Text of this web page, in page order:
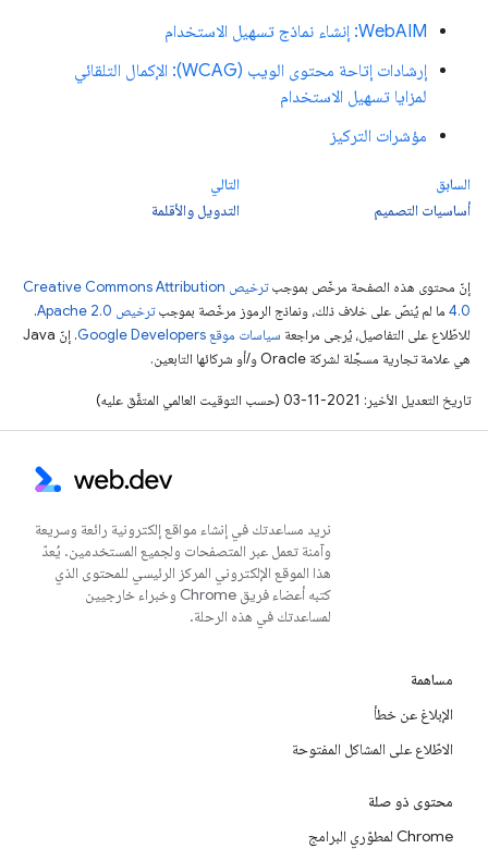
WebAIM: إنشاء نماذج تسهيل الاستخدام
إرشادات إتاحة محتوى الويب (WCAG): الإكمال التلقائي
لمزايا تسهيل الاستخدام
مؤشرات التركيز
السابق
أساسيات التصميم
التالي
التدويل والأقلمة
إنّ محتوى هذه الصفحة مرخّص بموجب
ترخيص Creative Commons Attribution
4.0‏ ما لم يُنصّ على خلاف ذلك، ونماذج الرموز مرخّصة بموجبترخيص Apache 2.0‏
.
للاطّلاع على التفاصيل، يُرجى مراجعة سياسات موقع Google Developers‏
. إنّ Java
هي علامة تجارية مسجَّلة لشركة Oracle و/أو شركائها التابعين.
تاريخ التعديل الأخير: 2021-11-03 (حسب التوقيت العالمي المتفَّق عليه)
نريد مساعدتك في إنشاء مواقع إلكترونية رائعة وسريعة
وآمنة تعمل عبر المتصفحات ولجميع المستخدمين. يُعدّ
هذا الموقع الإلكتروني المركز الرئيسي للمحتوى الذي
كتبه أعضاء فريق Chrome وخبراء خارجيين
لمساعدتك في هذه الرحلة.
مساهمة
الإبلاغ عن خطأ
الاطّلاع على المشاكل المفتوحة
محتوى ذو صلة
Chrome لمطوّري البرامج